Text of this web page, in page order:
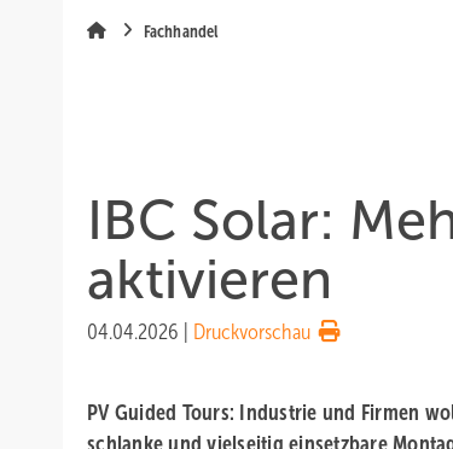
Fachhandel
IBC Solar:
aktivieren
04.04.2026 Druckvorschau
PV Guided Tours: Industrie und Firmen
schlanke und vielseitig einsetzbare